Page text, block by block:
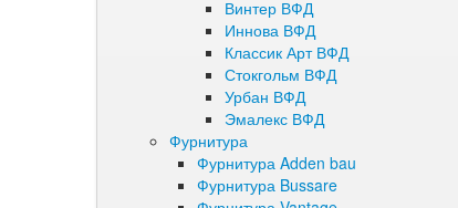
Винтер ВФД
Иннова ВФД
Классик Арт ВФД
Стокгольм ВФД
Урбан ВФД
Эмалекс ВФД
Фурнитура
Фурнитура Adden bau
Фурнитура Bussare